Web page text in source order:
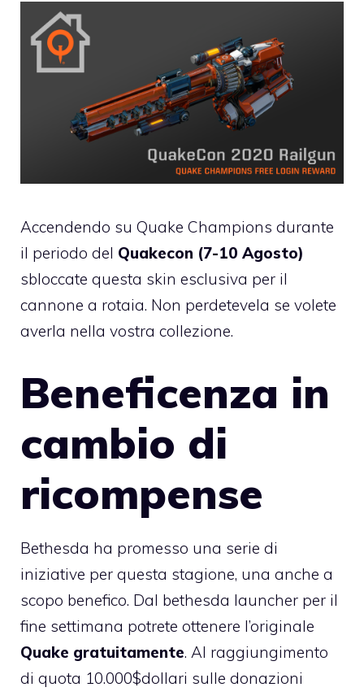
Accendendo su Quake Champions durante
il periodo del Quakecon (7-10 Agosto)
sbloccate questa skin esclusiva per il
cannone a rotaia. Non perdetevela se volete
averla nella vostra collezione.
Beneficenza in
cambio di
ricompense
Bethesda ha promesso una serie di
iniziative per questa stagione, una anche a
scopo benefico. Dal bethesda launcher per il
fine settimana potrete ottenere l’originale
Quake gratuitamente. Al raggiungimento
di quota 10.000$dollari sulle donazioni